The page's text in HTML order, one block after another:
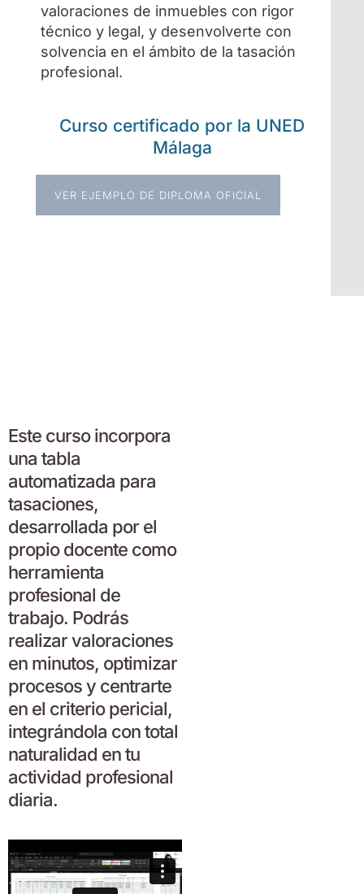
valoraciones de inmuebles con rigor
técnico y legal, y desenvolverte con
solvencia en el ámbito de la tasación
profesional.
Curso certificado por la UNED
Málaga
VER EJEMPLO DE DIPLOMA OFICIAL
Este curso incorpora
una tabla
automatizada para
tasaciones,
desarrollada por el
propio docente como
herramienta
profesional de
trabajo. Podrás
realizar valoraciones
en minutos, optimizar
procesos y centrarte
en el criterio pericial,
integrándola con total
naturalidad en tu
actividad profesional
diaria.